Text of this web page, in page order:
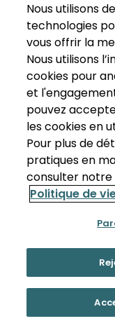
Nous utilisons
technologies
vous offrir la
Nous utilisons
cookies pour
et
pouvez
les cookies en
Pour plus de
pratiques en
consulter notre
Politique de